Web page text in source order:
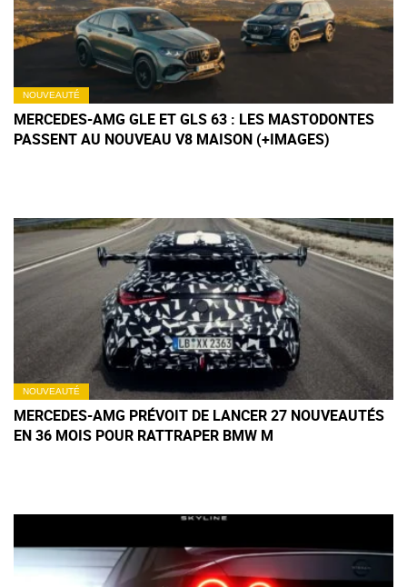
NOUVEAUTÉ
MERCEDES-AMG GLE ET GLS 63 : LES MASTODONTES
PASSENT AU NOUVEAU V8 MAISON (+IMAGES)
NOUVEAUTÉ
MERCEDES-AMG PRÉVOIT DE LANCER 27 NOUVEAUTÉS
EN 36 MOIS POUR RATTRAPER BMW M